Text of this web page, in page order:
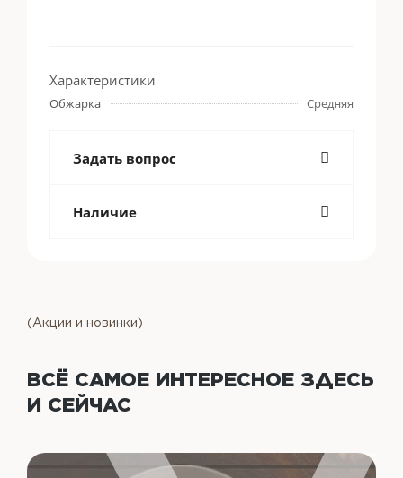
Характеристики
Обжарка Средняя
Задать вопрос
Наличие
(Акции и новинки)
ВСЁ САМОЕ ИНТЕРЕСНОЕ ЗДЕСЬ
И СЕЙЧАС